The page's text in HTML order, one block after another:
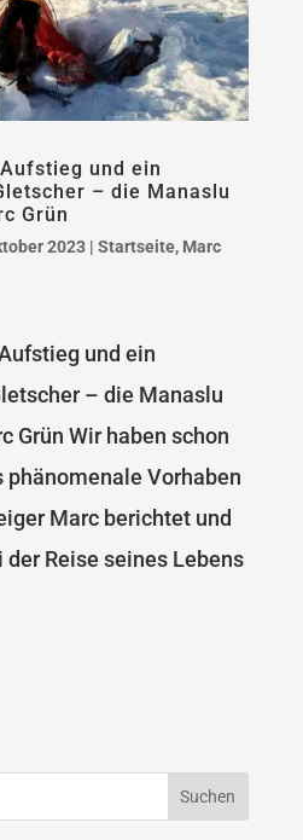
und ein
– die Manaslu
Grün
2023| Startseite, Marc
und ein
– die Manaslu
Grün Wir haben schon
phänomenale Vorhaben
Marc berichtet und
Reise seines Lebens